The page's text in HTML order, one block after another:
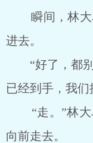
瞬间，林大
进去。
“好了，都别
已经到手，我
“走。”林大
向前走去。